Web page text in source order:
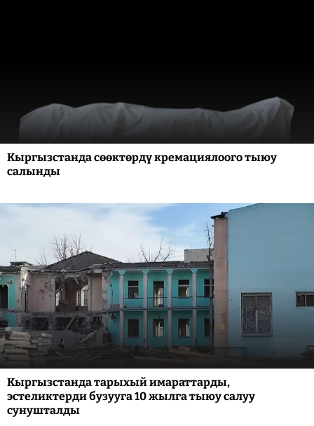
Кыргызстанда сөөктөрдү кремациялоого тыюу
салынды
Кыргызстанда тарыхый имараттарды,
эстеликтерди бузууга 10 жылга тыюу салуу
сунушталды